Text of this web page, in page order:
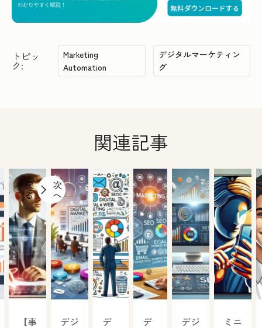
トピッ
ク:
Marketing
Automation
デジタルマーケティン
グ
関連記事
戻
る
次
へ
【事
デジ
デ
デ
デジ
ミニ